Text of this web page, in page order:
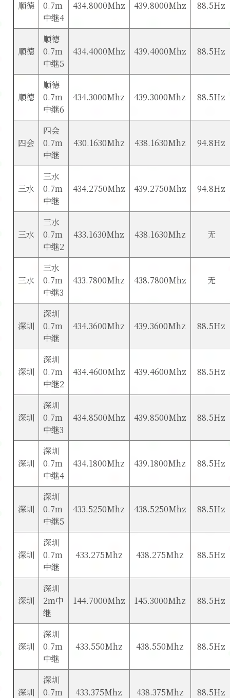
顺德
0.7m
中继4
434.8000Mhz 439.8000Mhz 88.5Hz
顺德
顺德
0.7m
中继5
434.4000Mhz 439.4000Mhz 88.5Hz
顺德
顺德
0.7m
中继6
434.3000Mhz 439.3000Mhz 88.5Hz
四会
四会
0.7m
中继
430.1630Mhz 438.1630Mhz 94.8Hz
三水
三水
0.7m
中继
434.2750Mhz 439.2750Mhz 94.8Hz
三水
三水
0.7m
中继2
433.1630Mhz 438.1630Mhz 无
三水
三水
0.7m
中继3
433.7800Mhz 438.7800Mhz 无
深圳
深圳
0.7m
中继
434.3600Mhz 439.3600Mhz 88.5Hz
深圳
深圳
0.7m
中继2
434.4600Mhz 439.4600Mhz 88.5Hz
深圳
深圳
0.7m
中继3
434.8500Mhz 439.8500Mhz 88.5Hz
深圳
深圳
0.7m
中继4
434.1800Mhz 439.1800Mhz 88.5Hz
深圳
深圳
0.7m
中继5
433.5250Mhz 438.5250Mhz 88.5Hz
深圳
深圳
0.7m
中继
433.275Mhz 438.275Mhz 88.5Hz
深圳
深圳
2m中
继
144.7000Mhz 145.3000Mhz 88.5Hz
深圳
深圳
0.7m
中继
433.550Mhz 438.550Mhz 88.5Hz
深圳
深圳
0.7m
433.375Mhz 438.375Mhz 88.5Hz